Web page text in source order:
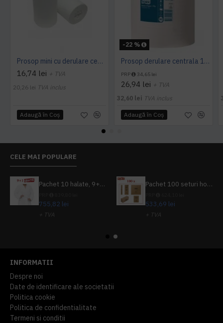
Prosop mini cu derulare centrala 1 pliu, 120 m Tork
16,74 lei + TVA
20,26 lei TVA inclus
Adaugă în Coş
-22 %
Prosop derulare centrala 1 pliu, 300 m Tork
PRP 34,65 lei
26,94 lei + TVA
32,60 lei TVA inclus
Adaugă în Coş
CELE MAI POPULARE
Pachet 10 halate, 9+1 gratuit
755,82 lei
+ TVA
Pachet 100 seturi hoteliere, set dentar, set barbierit, casca de dus, pila unghii, set cusut
533,69 lei
+ TVA
INFORMATII
Despre noi
Date de identificare ale societatii
Politica cookie
Politica de confidentialitate
Termeni si conditii